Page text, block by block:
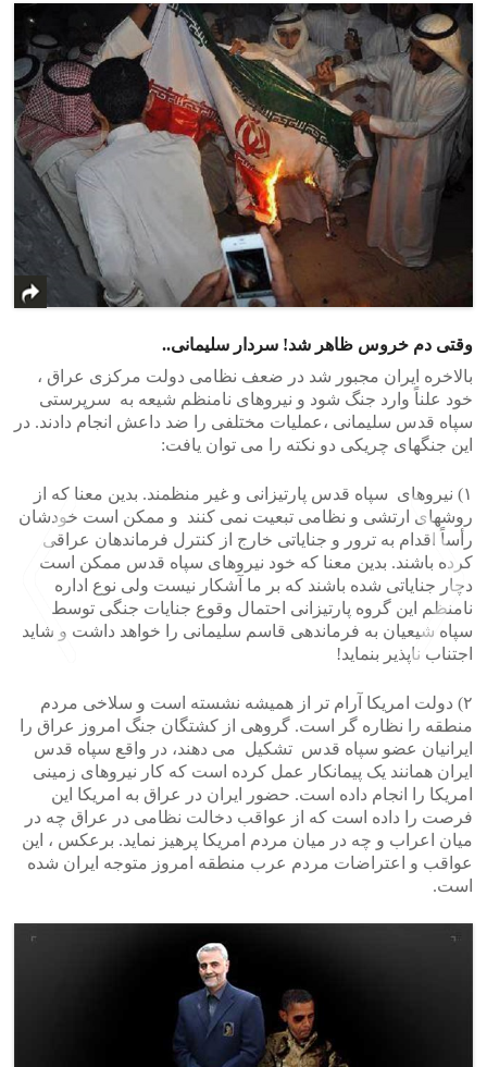
وقتی دم خروس ظاهر شد! سردار سلیمانی..
بالاخره ایران مجبور شد در ضعف نظامی دولت مرکزی عراق ،
خود علناً وارد جنگ شود و نیروهای نامنظم شیعه به سرپرستی
سپاه قدس سلیمانی ،عملیات مختلفی را ضد داعش انجام دادند. در
این جنگهای چریکی دو نکته را می توان یافت:
۱) نیروهای سپاه قدس پارتیزانی و غیر منظمند. بدین معنا که از
روشهای ارتشی و نظامی تبعیت نمی کنند و ممکن است خودشان
رأساً اقدام به ترور و جنایاتی خارج از کنترل فرماندهان عراقی
کرده باشند. بدین معنا که خود نیروهای سپاه قدس ممکن است
دچار جنایاتی شده باشند که بر ما آشکار نیست ولی نوع اداره
نامنظم این گروه پارتیزانی احتمال وقوع جنایات جنگی توسط
سپاه شیعیان به فرماندهی قاسم سلیمانی را خواهد داشت و شاید
اجتناب ناپذیر بنماید!
۲) دولت امریکا آرام تر از همیشه نشسته است و سلاخی مردم
منطقه را نظاره گر است. گروهی از کشتگان جنگ امروز عراق را
ایرانیان عضو سپاه قدس تشکیل می دهند، در واقع سپاه قدس
ایران همانند یک پیمانکار عمل کرده است که کار نیروهای زمینی
امریکا را انجام داده است. حضور ایران در عراق به امریکا این
فرصت را داده است که از عواقب دخالت نظامی در عراق چه در
میان اعراب و چه در میان مردم امریکا پرهیز نماید. برعکس ، این
عواقب و اعتراضات مردم عرب منطقه امروز متوجه ایران شده
است.
<
>